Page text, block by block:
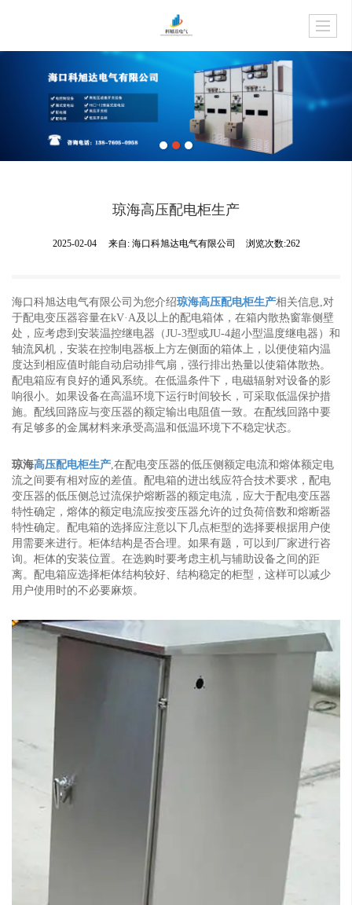
琼海高压配电柜生产
2025-02-04 来自: 海口科旭达电气有限公司 浏览次数:262
海口科旭达电气有限公司为您介绍琼海高压配电柜生产相关信息,对
于配电变压器容量在kV·A及以上的配电箱体，在箱内散热窗靠侧壁
处，应考虑到安装温控继电器（JU-3型或JU-4超小型温度继电器）和
轴流风机，安装在控制电器板上方左侧面的箱体上，以便使箱内温
度达到相应值时能自动启动排气扇，强行排出热量以使箱体散热。
配电箱应有良好的通风系统。在低温条件下，电磁辐射对设备的影
响很小。如果设备在高温环境下运行时间较长，可采取低温保护措
施。配线回路应与变压器的额定输出电阻值一致。在配线回路中要
有足够多的金属材料来承受高温和低温环境下不稳定状态。
琼海高压配电柜生产,在配电变压器的低压侧额定电流和熔体额定电
流之间要有相对应的差值。配电箱的进出线应符合技术要求，配电
变压器的低压侧总过流保护熔断器的额定电流，应大于配电变压器
特性确定，熔体的额定电流应按变压器允许的过负荷倍数和熔断器
特性确定。配电箱的选择应注意以下几点柜型的选择要根据用户使
用需要来进行。柜体结构是否合理。如果有题，可以到厂家进行咨
询。柜体的安装位置。在选购时要考虑主机与辅助设备之间的距
离。配电箱应选择柜体结构较好、结构稳定的柜型，这样可以减少
用户使用时的不必要麻烦。